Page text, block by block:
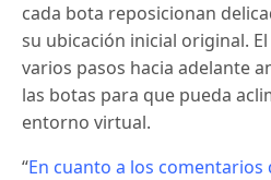
cada bota reposicionan
su ubicación inicial original.
varios pasos hacia adelante
las botas para que pueda
entorno virtual.
“En cuanto a los